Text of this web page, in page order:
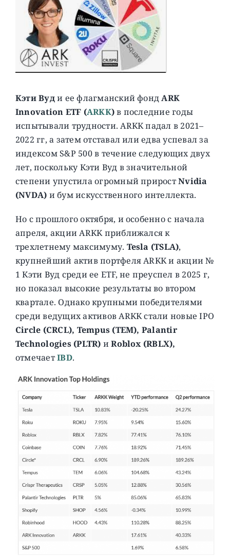
Кэти Вуди ее флагманский фондARK
Innovation ETF (ARKK)в последние годы
испытывали трудности. ARKK падал в 2021–
2022 гг, а затем отставал или едва успевал за
индексом S&P 500 в течение следующих двух
лет, поскольку Кэти Вуд в значительной
степени упустила огромный приростNvidia
(NVDA) и бум искусственного интеллекта.
Но с прошлого октября, и особенно с начала
апреля, акции ARKK приближался к
трехлетнему максимуму. Tesla (TSLA),
крупнейший актив портфеля ARKK и акции №
1 Кэти Вуд среди ее ETF, не преуспел в 2025 г,
но показал высокие результаты во втором
квартале. Однако крупными победителями
среди ведущих активов ARKK стали новые IPO
Circle (CRCL), Tempus (TEM), Palantir
Technologies (PLTR) иRoblox (RBLX),
отмечаетIBD.